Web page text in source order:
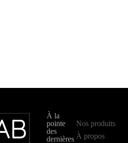
À la
pointe
des
dernières
Nos produits
À propos